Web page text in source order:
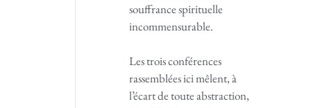
souffrance spirituelle
incommensurable.
Les trois conférences
rassemblées ici mêlent, à
l’écart de toute abstraction,